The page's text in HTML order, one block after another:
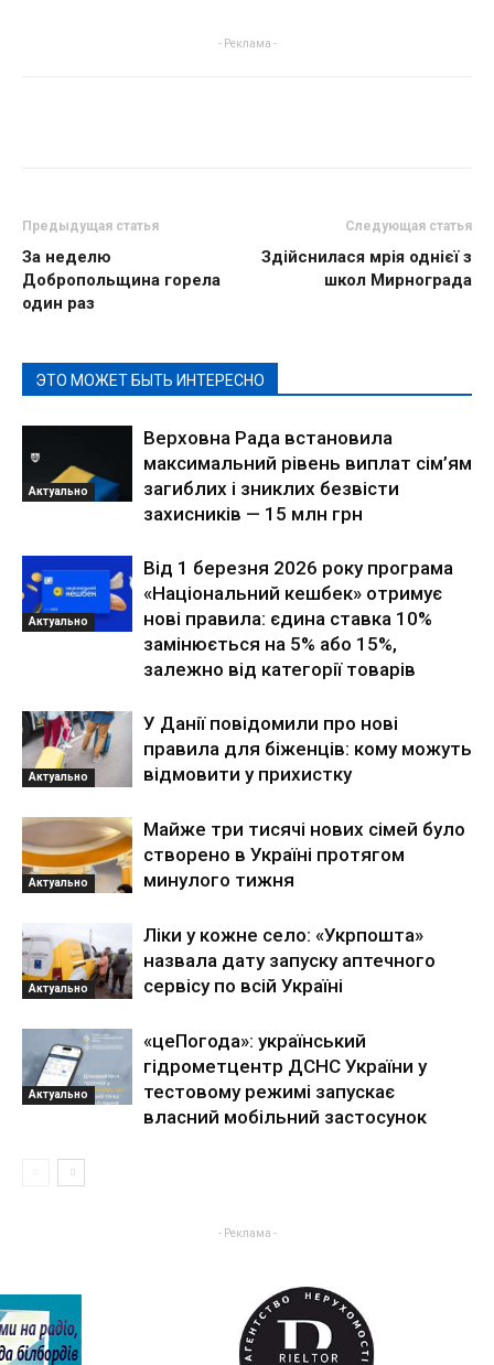
- Реклама -
Предыдущая статья
За неделю
Добропольщина горела
один раз
Следующая статья
Здійснилася мрія однієї з
школ Мирнограда
ЭТО МОЖЕТ БЫТЬ ИНТЕРЕСНО
Актуально
Верховна Рада встановила
максимальний рівень виплат сім’ям
загиблих і зниклих безвісти
захисників — 15 млн грн
Актуально
Від 1 березня 2026 року програма
«Національний кешбек» отримує
нові правила: єдина ставка 10%
замінюється на 5% або 15%,
залежно від категорії товарів
Актуально
У Данії повідомили про нові
правила для біженців: кому можуть
відмовити у прихистку
Актуально
Майже три тисячі нових сімей було
створено в Україні протягом
минулого тижня
Актуально
Ліки у кожне село: «Укрпошта»
назвала дату запуску аптечного
сервісу по всій Україні
Актуально
«цеПогода»: український
гідрометцентр ДСНС України у
тестовому режимі запускає
власний мобільний застосунок
- Реклама -